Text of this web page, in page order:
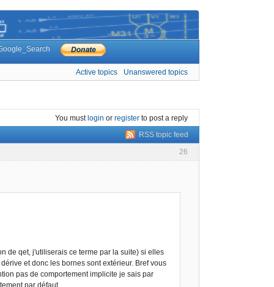
Active topics Unanswered topics
You mustlogin or register to post a reply
RSS topic feed
26
de qet, j'utiliserais ce terme par la suite) si elles
et donc les bornes sont extérieur. Bref vous
pas de comportement implicite je sais par
par défaut.